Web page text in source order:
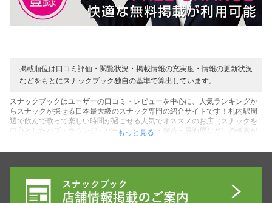
掲載順位は口コミ評価・閲覧状況・掲載情報の充実度・情報の更新状況
などをもとにスナックブック独自の基準で算出しています。
スナックブックはユーザーの口コミ・レビューを中心に、人気ランキングか
らスナックが探せる日本最大級のスナック専門の紹介サイトです！札内駅周
辺で飲んで歌って楽しい時間が過ごせる人気でオススメのお店（スナックを
中心としたパブ・ラウンジ・バー・カラオケ・喫茶・居酒屋など）の検索が
に、表示順でのスナック人気ランキングなど、札内駅周辺にあるお店探しに
や動画からも確認できるコンテンツもご用意！料金システムを確認してご予
算に合う素敵なお店を探してください♪ぜひ札内駅周辺にある最高のスナック
（居場所）が見つかれば嬉しいです！貴方の人生の１ページに最高のスナッ
もっと見る